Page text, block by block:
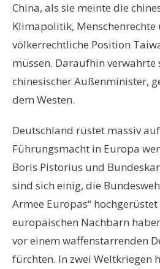
China, als sie meinte die
Klimapolitik, Menschenrechte
völkerrechtliche Position
müssen. Daraufhin verwahrte
chinesischer Außenminister,
dem Westen.
Deutschland rüstet massiv
Führungsmacht in Europa
Boris Pistorius und
sind sich einig, die
Armee Europas“
europäischen Nachbarn
vor einem waffenstarrenden
fürchten. In zwei Weltkriegen